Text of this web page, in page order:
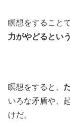
瞑想をすること
力がやどるとい
瞑想をすると、
いろな矛盾や、
けだ。